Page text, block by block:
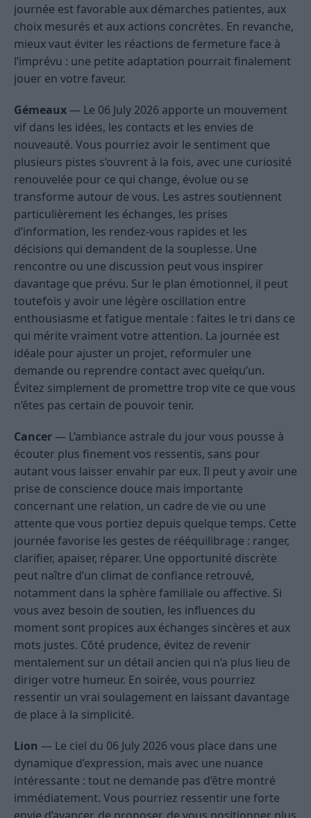
journée est favorable aux démarches patientes, aux
choix mesurés et aux actions concrètes. En revanche,
mieux vaut éviter les réactions de fermeture face à
l’imprévu : une petite adaptation pourrait finalement
jouer en votre faveur.
Gémeaux — Le 06 July 2026 apporte un mouvement
vif dans les idées, les contacts et les envies de
nouveauté. Vous pourriez avoir le sentiment que
plusieurs pistes s’ouvrent à la fois, avec une curiosité
renouvelée pour ce qui change, évolue ou se
transforme autour de vous. Les astres soutiennent
particulièrement les échanges, les prises
d’information, les rendez-vous rapides et les
décisions qui demandent de la souplesse. Une
rencontre ou une discussion peut vous inspirer
davantage que prévu. Sur le plan émotionnel, il peut
toutefois y avoir une légère oscillation entre
enthousiasme et fatigue mentale : faites le tri dans ce
qui mérite vraiment votre attention. La journée est
idéale pour ajuster un projet, reformuler une
demande ou reprendre contact avec quelqu’un.
Évitez simplement de promettre trop vite ce que vous
n’êtes pas certain de pouvoir tenir.
Cancer — L’ambiance astrale du jour vous pousse à
écouter plus finement vos ressentis, sans pour
autant vous laisser envahir par eux. Il peut y avoir une
prise de conscience douce mais importante
concernant une relation, un cadre de vie ou une
attente que vous portiez depuis quelque temps. Cette
journée favorise les gestes de rééquilibrage : ranger,
clarifier, apaiser, réparer. Une opportunité discrète
peut naître d’un climat de confiance retrouvé,
notamment dans la sphère familiale ou affective. Si
vous avez besoin de soutien, les influences du
moment sont propices aux échanges sincères et aux
mots justes. Côté prudence, évitez de revenir
mentalement sur un détail ancien qui n’a plus lieu de
diriger votre humeur. En soirée, vous pourriez
ressentir un vrai soulagement en laissant davantage
de place à la simplicité.
Lion — Le ciel du 06 July 2026 vous place dans une
dynamique d’expression, mais avec une nuance
intéressante : tout ne demande pas d’être montré
immédiatement. Vous pourriez ressentir une forte